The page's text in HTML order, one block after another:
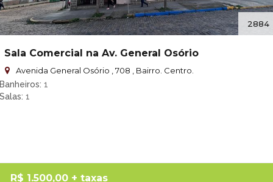
2884
Sala Comercial na Av. General Osório
Avenida General Osório , 708 , Bairro. Centro.
Banheiros 1
Salas 1
R$ 1.500,00 + taxas